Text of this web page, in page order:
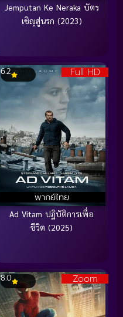
Jemputan Ke Neraka บัตร
เชิญสู่นรก (2023)
Full HD
พากย์ไทย
6.2
Ad Vitam ปฏิบัติการเพื่อ
ชีวิต (2025)
Zoom
8.0